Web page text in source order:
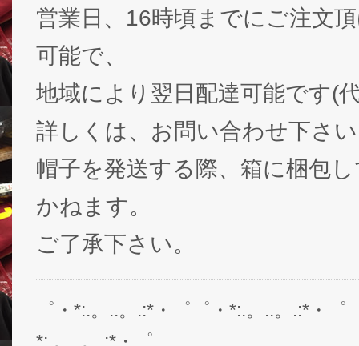
営業日、16時頃までにご注文
可能で、
地域により翌日配達可能です(
詳しくは、お問い合わせ下さ
帽子を発送する際、箱に梱包
かねます。
ご了承下さい。
゜・*:.。..。.:*・゜゜・*:.。..。.:*・
*:.。..。.:*・゜